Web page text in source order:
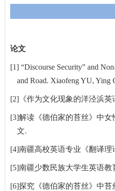
论文
[1] “Discourse Security” and
and Road. Xiaofeng YU,
[2] 《作为文化现象的洋泾浜英
[3]解读《德伯家的苔丝》中女
文.
[4]南疆高校英语专业《翻译
[5]南疆少数民族大学生英语教
[6]探究《德伯家的苔丝》中苔